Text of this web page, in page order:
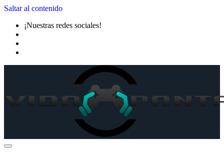
Saltar al contenido
¡Nuestras redes sociales!